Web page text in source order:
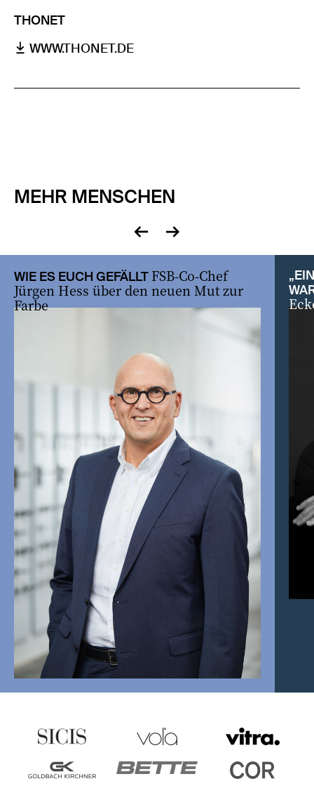
THONET
WWW.THONET.DE
MEHR MENSCHEN
zurück
vor
WIE ES EUCH GEFÄLLT FSB-Co-Chef
Jürgen Hess über den neuen Mut zur
Farbe